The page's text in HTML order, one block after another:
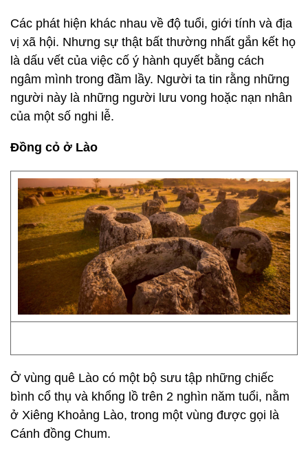
Các phát hiện khác nhau về độ tuổi, giới tính và địa
vị xã hội. Nhưng sự thật bất thường nhất gắn kết họ
là dấu vết của việc cố ý hành quyết bằng cách
ngâm mình trong đầm lầy. Người ta tin rằng những
người này là những người lưu vong hoặc nạn nhân
của một số nghi lễ.
Đồng cỏ ở Lào
Ở vùng quê Lào có một bộ sưu tập những chiếc
bình cổ thụ và khổng lồ trên 2 nghìn năm tuổi, nằm
ở Xiêng Khoảng Lào, trong một vùng được gọi là
Cánh đồng Chum.